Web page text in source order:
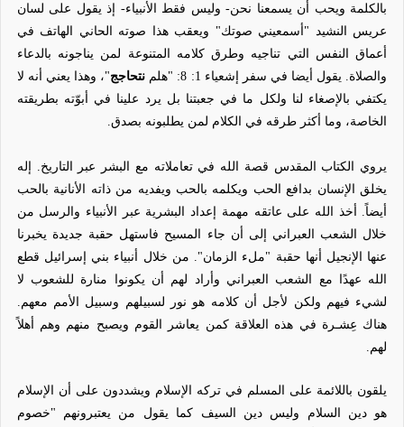
بالكلمة ويحب أن يسمعنا نحن- وليس فقط الأنبياء- إذ يقول على لسان
عريس النشيد "أسمعيني صوتك" ويعقب هذا صوته الحاني الهاتف في
أعماق النفس التي تناجيه وطرق كلامه المتنوعة لمن يناجونه بالدعاء
والصلاة. يقول أيضا في سفر إشعياء 1: 8: "هلم
نتحاجج"، وهذا يعني أنه لا
يكتفي بالإصغاء لنا ولكل ما في جعبتنا بل يرد علينا في أبوّته بطريقته
الخاصة، وما أكثر طرقه في الكلام لمن يطلبونه بصدق.
يروي الكتاب المقدس قصة الله في تعاملاته مع البشر عبر التاريخ. إله
يخلق الإنسان بدافع الحب ويكلمه بالحب ويفديه من ذاته الأنانية بالحب
أيضاً. أخذ الله على عاتقه مهمة إعداد البشرية عبر الأنبياء والرسل من
خلال الشعب العبراني إلى أن جاء المسيح فاستهل حقبة جديدة يخبرنا
عنها الإنجيل أنها حقبة "ملء الزمان". من خلال أنبياء بني إسرائيل قطع
الله عهدًا مع الشعب العبراني وأراد لهم أن يكونوا منارة للشعوب لا
لشيء فيهم ولكن لأجل أن كلامه هو نور لسبيلهم وسبيل الأمم معهم.
هناك عِشـرة في هذه العلاقة كمن يعاشر القوم ويصبح منهم وهم أهلاً
لهم.
يلقون باللائمة على المسلم في تركه الإسلام ويشددون على أن الإسلام
هو دين السلام وليس دين السيف كما يقول من يعتبرونهم "خصوم